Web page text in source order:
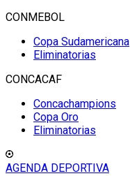
CONMEBOL
Copa Sudamericana
Eliminatorias
CONCACAF
Concachampions
Copa Oro
Eliminatorias
AGENDA DEPORTIVA